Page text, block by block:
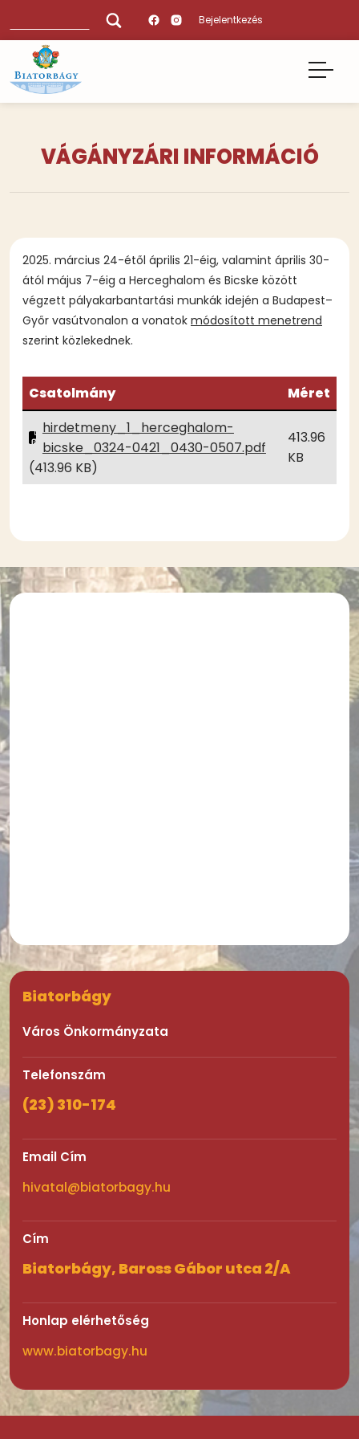
tartalomra
Bejelentkezés
VÁGÁNYZÁRI INFORMÁCIÓ
2025. március 24-étől április 21-éig, valamint április 30-
ától május 7-éig a Herceghalom és Bicske között
végzett pályakarbantartási munkák idején a Budapest–
Győr vasútvonalon a vonatok módosított menetrend
szerint közlekednek.
Csatolmány
Méret
hirdetmeny_1_herceghalom-
bicske_0324-0421_0430-0507.pdf
(413.96 KB)
413.96
KB
Biatorbágy
Város Önkormányzata
Telefonszám
(23) 310-174
Email Cím
hivatal@biatorbagy.hu
Cím
Biatorbágy, Baross Gábor utca 2/A
Honlap elérhetőség
www.biatorbagy.hu